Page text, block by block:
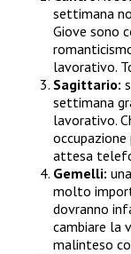
settimana
Giove sono
lavorativo.
Sagittario:
settimana
lavorativo.
attesa
Gemelli:
molto
dovranno
cambiare la
malinteso